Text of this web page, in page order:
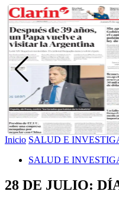
Inicio SALUD E
SALUD E
28 DE JULIO: